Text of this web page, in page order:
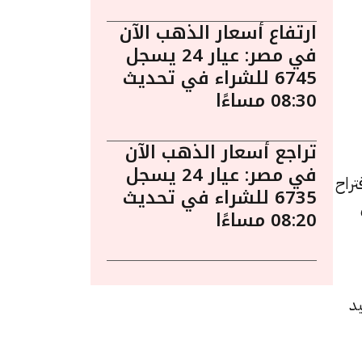
ارتفاع أسعار الذهب الآن
في مصر: عيار 24 يسجل
6745 للشراء في تحديث
08:30 مساءًا
تراجع أسعار الذهب الآن
في مصر: عيار 24 يسجل
6735 للشراء في تحديث
08:20 مساءًا